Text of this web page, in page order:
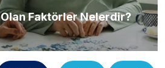
Faktörler Nelerdir?